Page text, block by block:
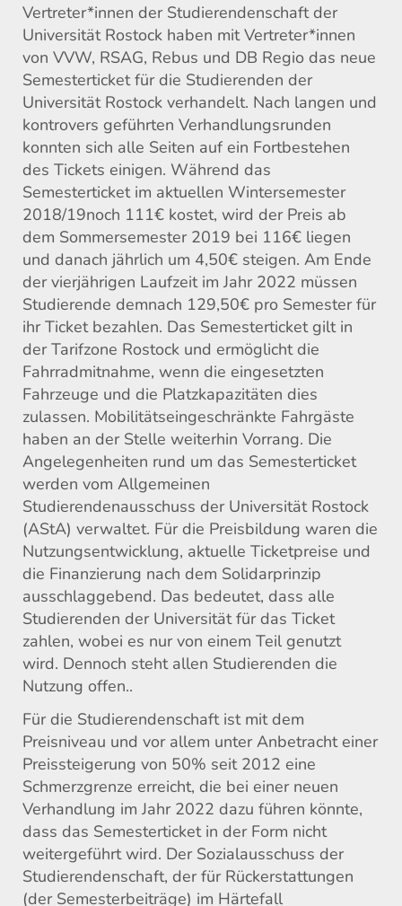
Vertreter*innen der Studierendenschaft der
Universität Rostock haben mit Vertreter*innen
von VVW, RSAG, Rebus und DB Regio das neue
Semesterticket für die Studierenden der
Universität Rostock verhandelt. Nach langen und
kontrovers geführten Verhandlungsrunden
konnten sich alle Seiten auf ein Fortbestehen
des Tickets einigen. Während das
Semesterticket im aktuellen Wintersemester
2018/19noch 111€ kostet, wird der Preis ab
dem Sommersemester 2019 bei 116€ liegen
und danach jährlich um 4,50€ steigen. Am Ende
der vierjährigen Laufzeit im Jahr 2022 müssen
Studierende demnach 129,50€ pro Semester für
ihr Ticket bezahlen. Das Semesterticket gilt in
der Tarifzone Rostock und ermöglicht die
Fahrradmitnahme, wenn die eingesetzten
Fahrzeuge und die Platzkapazitäten dies
zulassen. Mobilitätseingeschränkte Fahrgäste
haben an der Stelle weiterhin Vorrang. Die
Angelegenheiten rund um das Semesterticket
werden vom Allgemeinen
Studierendenausschuss der Universität Rostock
(AStA) verwaltet. Für die Preisbildung waren die
Nutzungsentwicklung, aktuelle Ticketpreise und
die Finanzierung nach dem Solidarprinzip
ausschlaggebend. Das bedeutet, dass alle
Studierenden der Universität für das Ticket
zahlen, wobei es nur von einem Teil genutzt
wird. Dennoch steht allen Studierenden die
Nutzung offen..
Für die Studierendenschaft ist mit dem
Preisniveau und vor allem unter Anbetracht einer
Preissteigerung von 50% seit 2012 eine
Schmerzgrenze erreicht, die bei einer neuen
Verhandlung im Jahr 2022 dazu führen könnte,
dass das Semesterticket in der Form nicht
weitergeführt wird. Der Sozialausschuss der
Studierendenschaft, der für Rückerstattungen
(der Semesterbeiträge) im Härtefall